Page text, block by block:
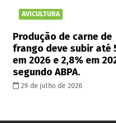
AVICULTURA
Produção de carne de
frango deve subir até
em 2026 e 2,8% em
segundo ABPA.
29 de julho de 2026